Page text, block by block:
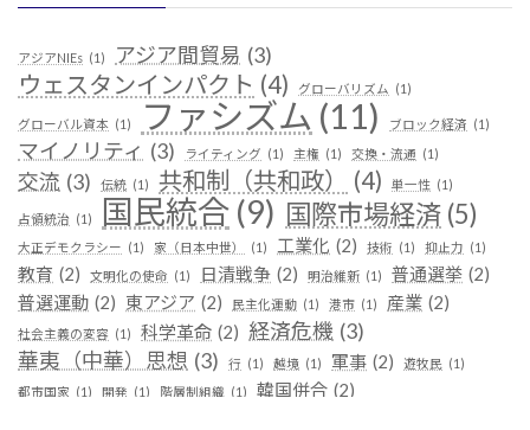
アジアNIEs (1) アジア間貿易 (3)
ウェスタンインパクト (4) グローバリズム (1)
グローバル資本 (1) ファシズム (11) ブロック経済 (1)
マイノリティ (3) ライティング (1) 主権 (1) 交換・流通 (1)
交流 (3) 伝統 (1) 共和制（共和政） (4) 単一性 (1)
占領統治 (1) 国民統合 (9) 国際市場経済 (5)
大正デモクラシー (1) 家（日本中世） (1) 工業化 (2) 技術 (1) 抑止力 (1)
教育 (2) 文明化の使命 (1) 日清戦争 (2) 明治維新 (1) 普通選挙 (2)
普選運動 (2) 東アジア (2) 民主化運動 (1) 港市 (1) 産業 (2)
社会主義の変容 (1) 科学革命 (2) 経済危機 (3)
華夷（中華）思想 (3) 行 (1) 越境 (1) 軍事 (2) 遊牧民 (1)
都市国家 (1) 開発 (1) 階層制組織 (1) 韓国併合 (2)